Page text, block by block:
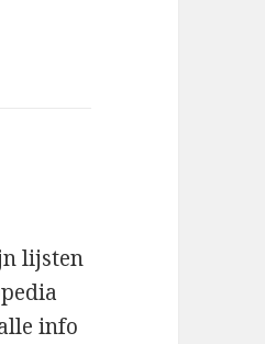
lijsten
info